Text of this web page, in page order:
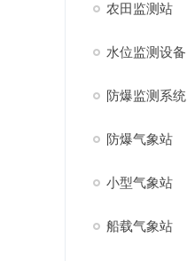
农田监测站
水位监测设备
防爆监测系统
防爆气象站
小型气象站
船载气象站